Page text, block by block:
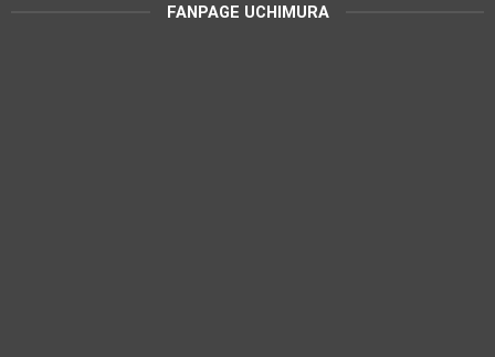
FANPAGE UCHIMURA